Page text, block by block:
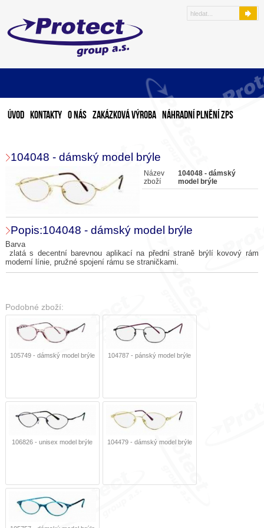
104048 - dámský model brýle
Název
zboží
104048 - dámský
model brýle
Popis:104048 - dámský model brýle
Barva
zlatá s decentní barevnou aplikací na přední straně brýlí kovový rám
moderní línie, pružné spojení rámu se straničkami.
Podobné zboží:
105749 - dámský model brýle 104787 - pánský model brýle
106826 - unisex model brýle 104479 - dámský model brýle
Úvod Kontakty O nás Zakázková výroba Náhradní plnění ZPS